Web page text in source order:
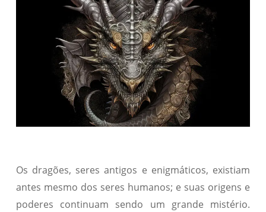
Os dragões, seres antigos e enigmáticos, existiam
antes mesmo dos seres humanos; e suas origens e
poderes continuam sendo um grande mistério.